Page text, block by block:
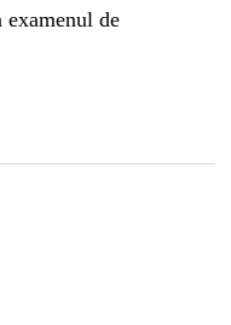
de